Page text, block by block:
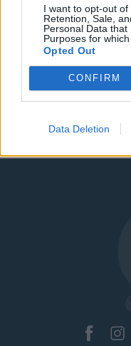
I want to opt-out of
Retention, Sale,
Personal Data
Purposes for
Opted Out
CONFIRM
Data Deletion
κλασικό μαύρο
σακάκι